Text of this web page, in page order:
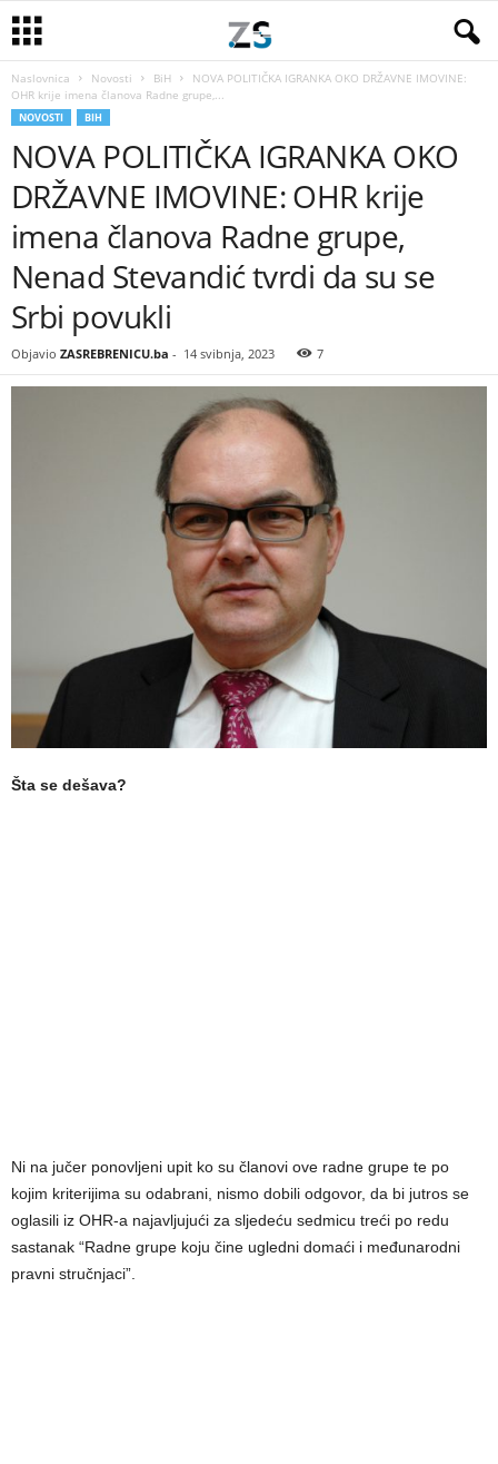
Naslovnica Novosti BiH
NOVA POLITIČKA IGRANKA OKO DRŽAVNE IMOVINE:
OHR krije imena članova Radne grupe,...
NOVOSTI BIH
NOVA POLITIČKA IGRANKA OKO
DRŽAVNE IMOVINE: OHR krije
imena članova Radne grupe,
Nenad Stevandić tvrdi da su se
Srbi povukli
Objavio ZASREBRENICU.ba - 14 svibnja, 2023 7
Šta se dešava?
Ni na jučer ponovljeni upit ko su članovi ove radne grupe te po
kojim kriterijima su odabrani, nismo dobili odgovor, da bi jutros se
oglasili iz OHR-a najavljujući za sljedeću sedmicu treći po redu
sastanak “Radne grupe koju čine ugledni domaći i međunarodni
pravni stručnjaci”.